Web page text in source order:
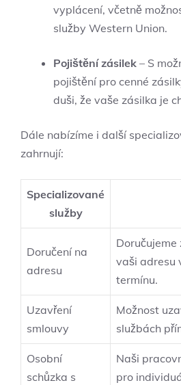
vyplácení, včetně
služby Western Union.
Pojištění zásilek – S
pojištění pro cenné
duši, že vaše zásilka je
Dále nabízíme i další
zahrnují:
Specializované
služby
Doručení na
adresu
Doručujeme
vaši adresu
termínu.
Uzavření
smlouvy
Možnost
službách
Osobní
schůzka s
Naši
pro